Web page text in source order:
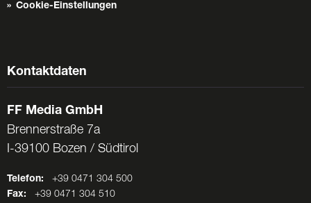
Cookie-Einstellungen
Kontaktdaten
FF Media GmbH
Brennerstraße 7a
I-39100 Bozen / Südtirol
Telefon: +39 0471 304 500
Fax: +39 0471 304 510